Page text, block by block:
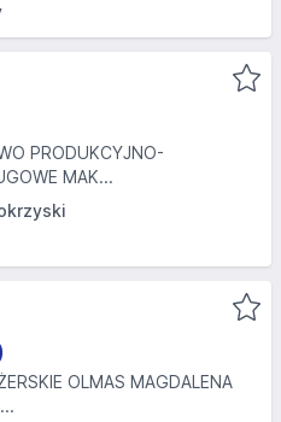
PRODUKCYJNO-
MAK...
OLMAS MAGDALENA